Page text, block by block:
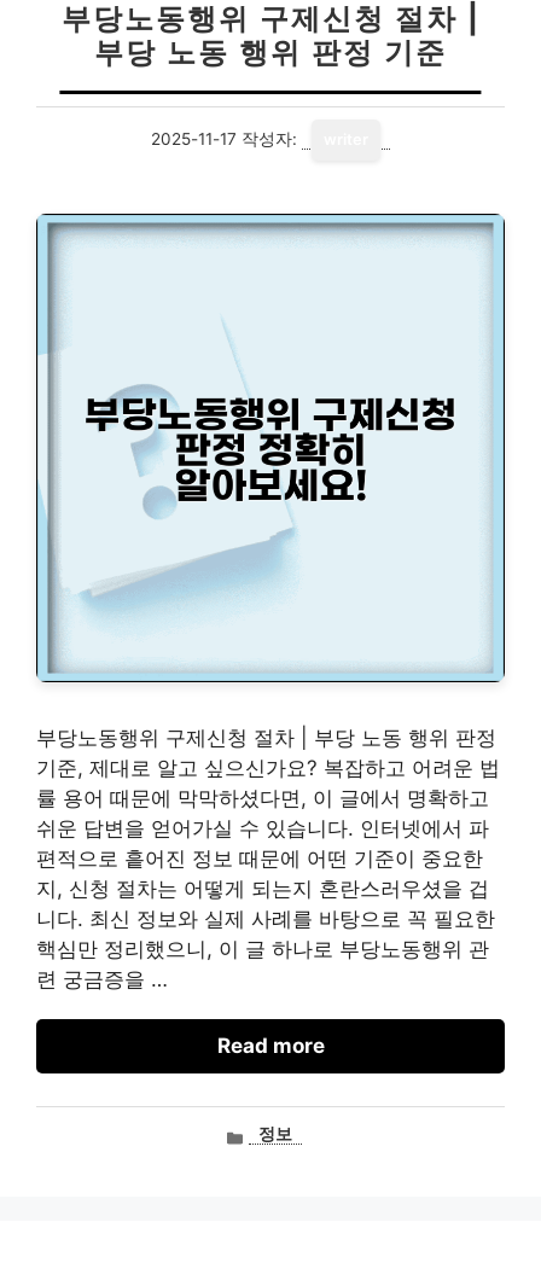
부당노동행위 구제신청 절차 |
부당 노동 행위 판정 기준
2025-11-17 작성자:
부당노동행위 구제신청 절차 | 부당 노동 행위 판정
기준, 제대로 알고 싶으신가요? 복잡하고 어려운 법
률 용어 때문에 막막하셨다면, 이 글에서 명확하고
쉬운 답변을 얻어가실 수 있습니다. 인터넷에서 파
편적으로 흩어진 정보 때문에 어떤 기준이 중요한
지, 신청 절차는 어떻게 되는지 혼란스러우셨을 겁
니다. 최신 정보와 실제 사례를 바탕으로 꼭 필요한
핵심만 정리했으니, 이 글 하나로 부당노동행위 관
련 궁금증을 …
Read more
카정보